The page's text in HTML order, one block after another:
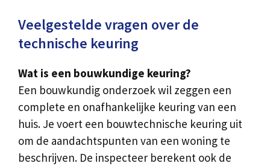
Veelgestelde vragen over de
technische keuring
Wat is een bouwkundige keuring?
Een bouwkundig onderzoek wil zeggen een
complete en onafhankelijke keuring van een
huis. Je voert een bouwtechnische keuring uit
om de aandachtspunten van een woning te
beschrijven. De inspecteer berekent ook de